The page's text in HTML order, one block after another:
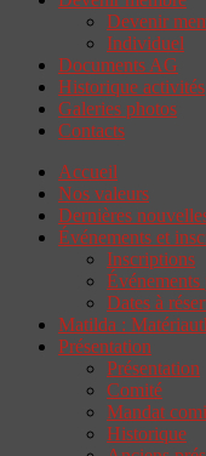
Devenir
Individuel
Documents AG
Historique activités
Galeries photos
Contacts
Accueil
Nos valeurs
Dernières
Événements et
Inscriptions
Événements
Dates à
Matilda :
Présentation
Présentation
Comité
Mandat
Historique